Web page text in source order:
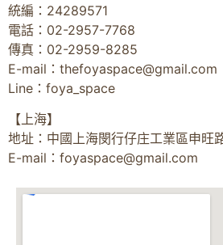
統編：24289571
電話：02-2957-7768
傳真：02-2959-8285
E-mail： thefoyaspace@gmail.com
Line：foya_space
【上海】
地址：中國上海閔行仔庄工業區申旺
E-mail： foyaspace@gmail.com